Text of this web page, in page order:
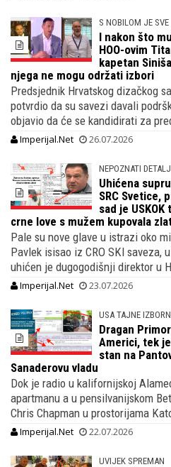
S NOBILOM JE SVE
I nakon što
HOO-ovim
kapetan
njega ne mogu održati izbori
Predsjednik Hrvatskog dizačkog
potvrdio da su savezi davali
objavio da će se kandidirati za
Imperijal.Net 26.07.2026
NEPOZNATI
Uhićena
SRC Svetice,
sad je
crne love s mužem kupovala
Pale su nove glave u istrazi oko
Pavlek isisao iz CRO SKI saveza,
uhićen je dugogodišnji direktor u
Imperijal.Net 23.07.2026
USA TAJNE
Dragan
Americi, tek
stan na
Sanaderovu vladu
Dok je radio u kalifornijskoj
apartmanu a u pensilvanijskom
Chris Chapman u prostorijama
Imperijal.Net 22.07.2026
UVIJEK SPREMAN